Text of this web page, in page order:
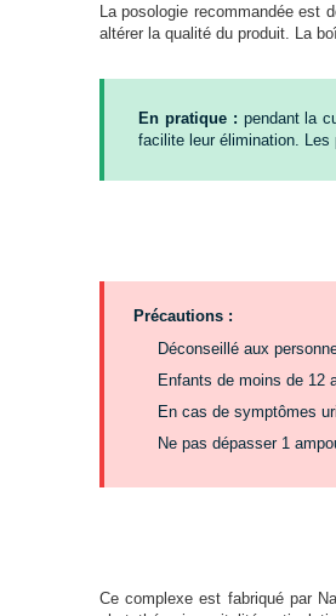
La posologie recommandée est
altérer la qualité du produit. La
En pratique : pendant la
facilite leur élimination. Les
Précautions :
Déconseillé aux
Enfants de moins de 12
En cas de symptômes
Ne pas dépasser 1
Ce complexe est fabriqué par